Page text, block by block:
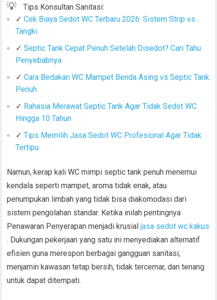
💡
Tips Konsultan Sanitasi:
✓ Cek Biaya Sedot WC Terbaru 2026: Sistem Strip vs
Tangki
✓ Septic Tank Cepat Penuh Setelah Disedot? Cari Tahu
Penyebabnya
✓ Cara Bedakan WC Mampet Benda Asing vs Septic Tank
Penuh
✓ Rahasia Merawat Septic Tank Agar Tidak Sedot WC
Hingga 10 Tahun
✓ Tips Memilih Jasa Sedot WC Profesional Agar Tidak
Tertipu
Namun, kerap kali WC mimpi septic tank penuh menemui
kendala seperti mampet, aroma tidak enak, atau
penumpukan limbah yang tidak bisa diakomodasi dari
sistem pengolahan standar. Ketika inilah pentingnya
Penawaran Penyerapan menjadi krusialjasa sedot wc kakus
. Dukungan pekerjaan yang satu ini menyediakan alternatif
efisien guna merespon berbagai gangguan sanitasi,
menjamin kawasan tetap bersih, tidak tercemar, dan tenang
untuk dapat ditempati.